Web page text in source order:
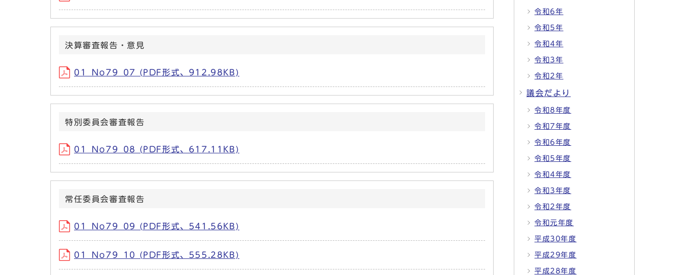
決算審査報告・意見
01_No79_07 (PDF形式、912.98KB)
特別委員会審査報告
01_No79_08 (PDF形式、617.11KB)
常任委員会審査報告
01_No79_09 (PDF形式、541.56KB)
01_No79_10 (PDF形式、555.28KB)
令和6年
令和5年
令和4年
令和3年
令和2年
議会だより
令和8年度
令和7年度
令和6年度
令和5年度
令和4年度
令和3年度
令和2年度
令和元年度
平成30年度
平成29年度
平成28年度